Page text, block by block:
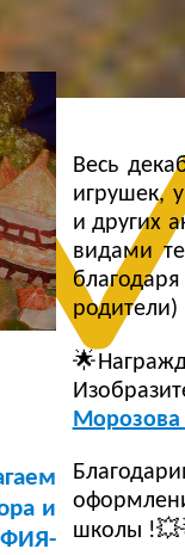
и
Весь
игрушек,
и других
видами
родители)
Морозова
школы